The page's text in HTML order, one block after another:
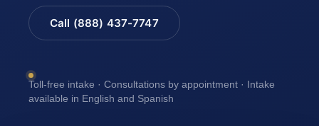
Call (888) 437-7747
Toll-free intake · Consultations by appointment · Intake
available in English and Spanish